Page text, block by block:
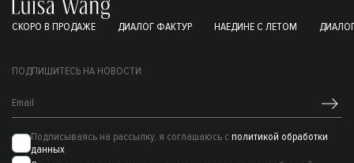
СКОРО В ПРОДАЖЕ ДИАЛОГ ФАКТУР НАЕДИНЕ С ЛЕТОМ
ПОДПИШИТЕСЬ НА НОВОСТИ
Подписываясь на рассылку, я соглашаюсь с политикой обработки
данных